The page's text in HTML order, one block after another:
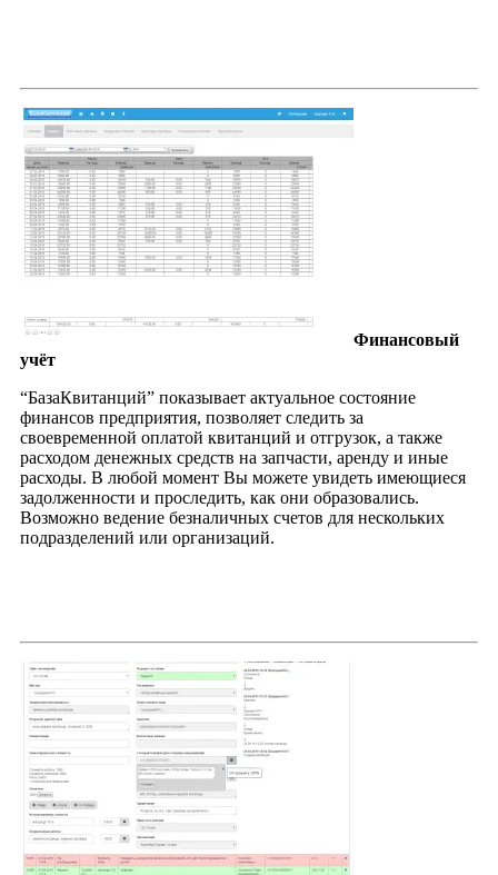
Финансовый
учёт
“БазаКвитанций” показывает актуальное состояние
финансов предприятия, позволяет следить за
своевременной оплатой квитанций и отгрузок, а также
расходом денежных средств на запчасти, аренду и иные
расходы. В любой момент Вы можете увидеть имеющиеся
задолженности и проследить, как они образовались.
Возможно ведение безналичных счетов для нескольких
подразделений или организаций.